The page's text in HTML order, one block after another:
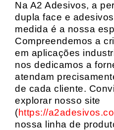
Na A2 Adesivos, a
dupla face e
medida é a nossa
Compreendemos a
em aplicações
nos dedicamos a
atendam
de cada cliente.
explorar nosso site
(https://
nossa linha de